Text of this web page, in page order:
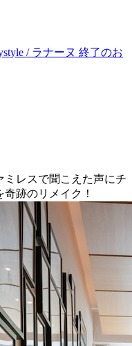
/ ラナーヌ 終了のお
ミレスで聞こえた声にチ
跡のリメイク！